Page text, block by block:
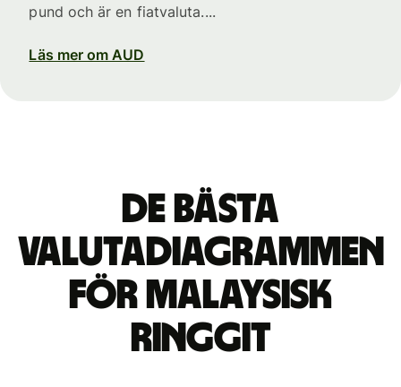
pund och är en fiatvaluta....
Läs mer om AUD
De bästa
valutadiagrammen
för malaysisk
ringgit